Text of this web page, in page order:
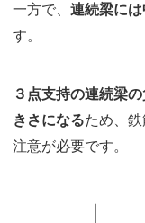
一方で、 連続梁に
す。
３点支持の連続梁
きさになるため、
注意が必要です。